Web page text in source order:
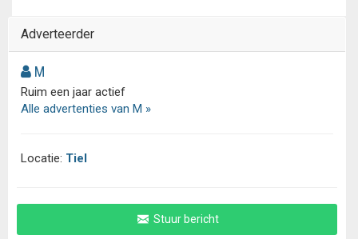
Adverteerder
M
Ruim een jaar actief
Alle advertenties van M »
Locatie: Tiel
Stuur bericht